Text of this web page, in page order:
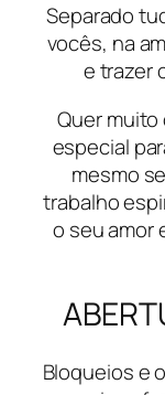
Separado
vocês, na
e trazer
Quer
especial
mesmo
trabalho
o seu amor
Bloqueios e